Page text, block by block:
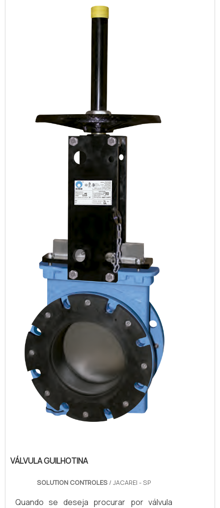
VÁLVULA GUILHOTINA
SOLUTION CONTROLES / JACAREI - SP
Quando se deseja procurar por válvula